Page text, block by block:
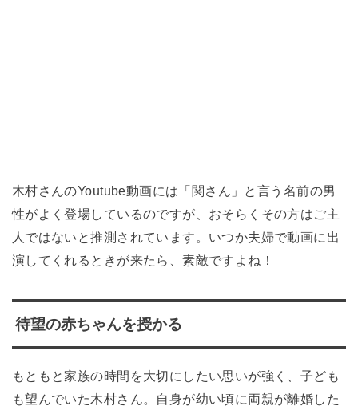
木村さんのYoutube動画には「関さん」と言う名前の男
性がよく登場しているのですが、おそらくその方はご主
人ではないと推測されています。いつか夫婦で動画に出
演してくれるときが来たら、素敵ですよね！
待望の赤ちゃんを授かる
もともと家族の時間を大切にしたい思いが強く、子ども
も望んでいた木村さん。自身が幼い頃に両親が離婚した